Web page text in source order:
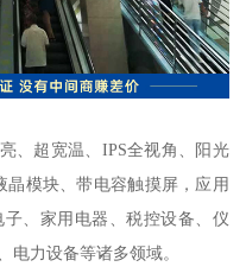
、超宽温、IPS全视角、阳光
模块、带电容触摸屏，应用
、家用电器、税控设备、仪
电力设备等诸多领域。